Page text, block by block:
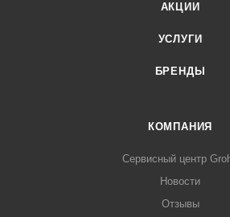
АКЦИИ
УСЛУГИ
БРЕНДЫ
КОМПАНИЯ
Сервисный центр
Новости
Отзывы